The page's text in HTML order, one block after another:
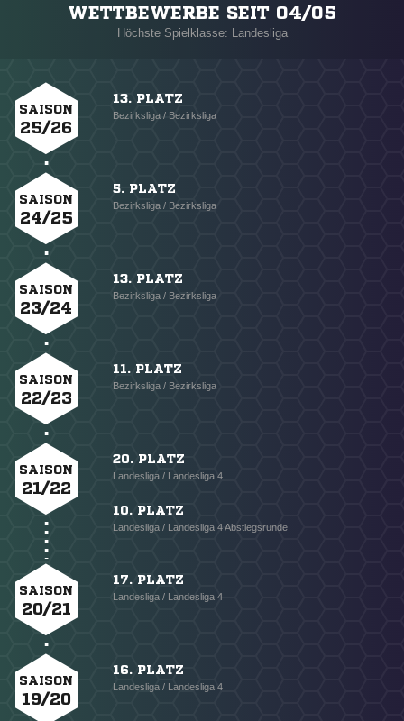
WETTBEWERBE SEIT 04/05
Höchste Spielklasse: Landesliga
SAISON
25/26
13. PLATZ
Bezirksliga / Bezirksliga
SAISON
24/25
5. PLATZ
Bezirksliga / Bezirksliga
SAISON
23/24
13. PLATZ
Bezirksliga / Bezirksliga
SAISON
22/23
11. PLATZ
Bezirksliga / Bezirksliga
SAISON
21/22
20. PLATZ
Landesliga / Landesliga 4
10. PLATZ
Landesliga / Landesliga 4 Abstiegsrunde
SAISON
20/21
17. PLATZ
Landesliga / Landesliga 4
SAISON
19/20
16. PLATZ
Landesliga / Landesliga 4